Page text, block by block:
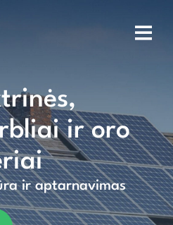
ir oro
ir aptarnavimas